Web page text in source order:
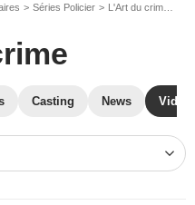
Séries Policier L'Art du crime
Casting News